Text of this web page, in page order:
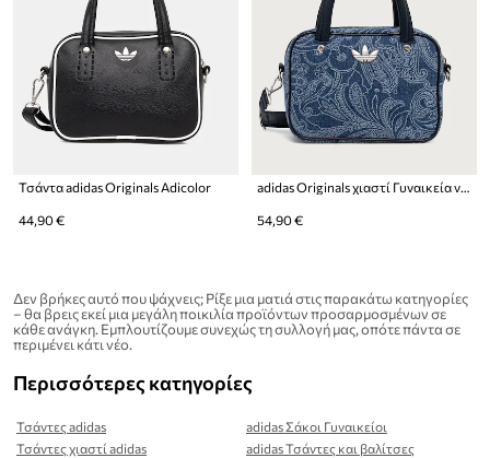
Τσάντα adidas Originals Adicolor
44,90 €
adidas Originals χιαστί Γυναικεία ντένιμ Liberty London Square Bag
54,90 €
Δεν βρήκες αυτό που ψάχνεις; Ρίξε μια ματιά στις παρακάτω κατηγορίες
– θα βρεις εκεί μια μεγάλη ποικιλία προϊόντων προσαρμοσμένων σε
κάθε ανάγκη. Εμπλουτίζουμε συνεχώς τη συλλογή μας, οπότε πάντα σε
περιμένει κάτι νέο.
Περισσότερες κατηγορίες
Τσάντες adidas
adidas Σάκοι Γυναικείοι
Τσάντες χιαστί adidas
adidas Τσάντες και βαλίτσες